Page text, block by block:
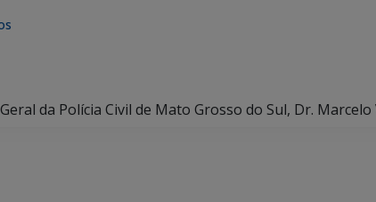
da Polícia Civil de Mato Grosso do Sul, Dr.